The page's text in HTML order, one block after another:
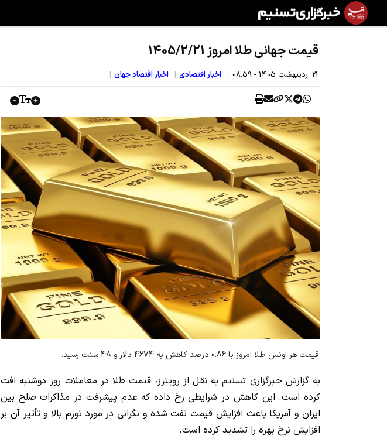
قیمت جهانی طلا امروز 1405/2/21
21 ارديبهشت 1405 - 08:59 اخبار اقتصادی اخبار اقتصاد جهان
قیمت هر اونس طلا امروز با 0.86 درصد کاهش به 4674 دلار و 48 سنت رسید.
به گزارش خبرگزاری تسنیمبه نقل از رویترز، قیمت طلا در معاملات روز دوشنبه افت
کرده است. این کاهش در شرایطی رخ داده که عدم پیشرفت در مذاکرات صلح بین
ایران و آمریکا باعث افزایش قیمت نفت شده و نگرانی‌ در مورد تورم بالا و تأثیر آن بر
افزایش نرخ بهره را تشدید کرده است.